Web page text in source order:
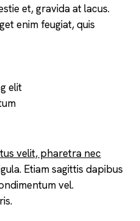
et, gravida at lacus.
enim feugiat, quis
elit
velit, pharetra nec
Etiam sagittis dapibus
vel.